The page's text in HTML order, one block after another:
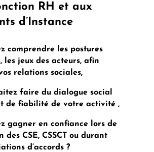
RH et aux
d’Instance
comprendre les postures
les jeux des acteurs, afin
relations sociales,
faire du dialogue social
de fiabilité de votre activité ,
gagner en confiance lors de
des CSE, CSSCT ou durant
d’accords ?